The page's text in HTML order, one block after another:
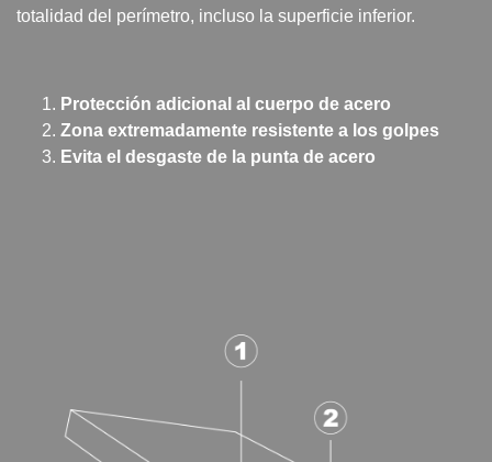
totalidad del perímetro, incluso la superficie inferior.
Protección adicional al cuerpo de acero
Zona extremadamente resistente a los golpes
Evita el desgaste de la punta de acero